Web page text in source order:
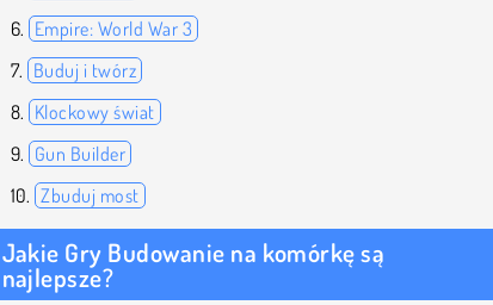
Empire: World War 3
Buduj i twórz
Klockowy świat
Gun Builder
Zbuduj most
Jakie Gry Budowanie na komórkę są
najlepsze?